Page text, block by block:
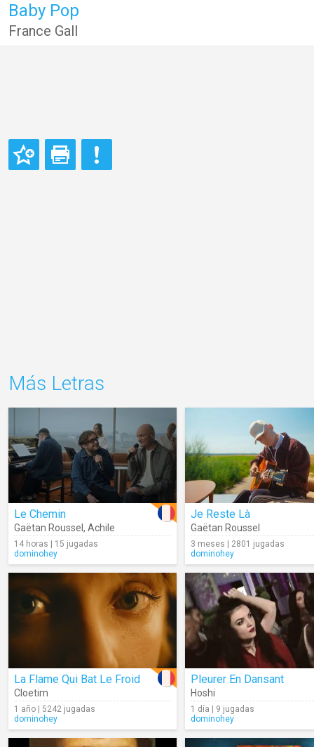
Baby Pop
France Gall
Más Letras
Le Chemin
Gaëtan Roussel , Achile
14 horas | 15 jugadas
dominohey
Je Reste Là
Gaëtan Roussel
3 meses | 2801 jugadas
dominohey
La Flame Qui Bat Le Froid
Cloetim
1 año | 5242 jugadas
dominohey
Pleurer En Dansant
Hoshi
1 día | 9 jugadas
dominohey